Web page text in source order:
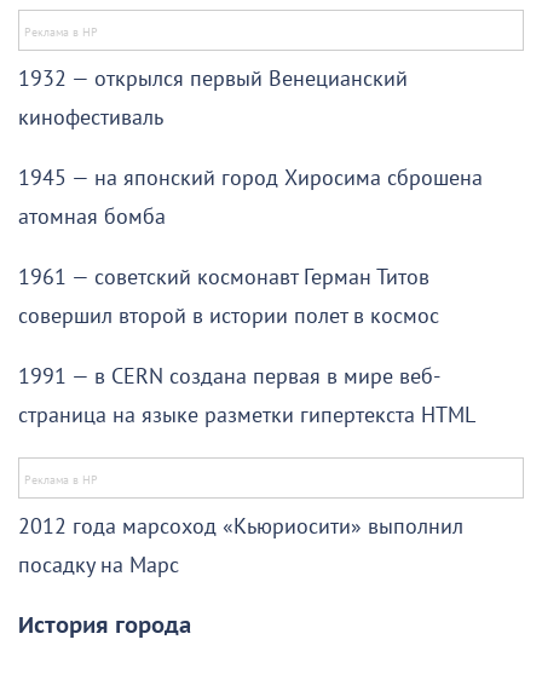
1932 — открылся первый Венецианский
кинофестиваль
1945 — на японский город Хиросима сброшена
атомная бомба
1961 — советский космонавт Герман Титов
совершил второй в истории полет в космос
1991 — в CERN создана первая в мире веб-
страница на языке разметки гипертекста HTML
2012 года марсоход «Кьюриосити» выполнил
посадку на Марс
История города